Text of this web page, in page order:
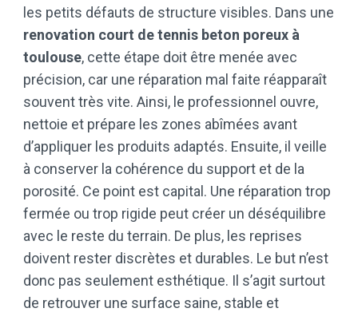
les petits défauts de structure visibles. Dans une
renovation court de tennis beton poreux à
toulouse, cette étape doit être menée avec
précision, car une réparation mal faite réapparaît
souvent très vite. Ainsi, le professionnel ouvre,
nettoie et prépare les zones abîmées avant
d’appliquer les produits adaptés. Ensuite, il veille
à conserver la cohérence du support et de la
porosité. Ce point est capital. Une réparation trop
fermée ou trop rigide peut créer un déséquilibre
avec le reste du terrain. De plus, les reprises
doivent rester discrètes et durables. Le but n’est
donc pas seulement esthétique. Il s’agit surtout
de retrouver une surface saine, stable et